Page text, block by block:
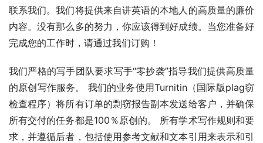
联系我们。我们将提供来自讲英语的本地人的高质量的廉价
内容。没有那么多的努力，你应该得到好成绩。当您准备好
完成您的工作时，请通过我们订购！
我们严格的写手团队要求写手“零抄袭”指导我们提供高质量
的原创写作服务。 我们的业务使用Turnitin（国际版plag窃
检查程序）将所有订单的剽窃报告副本发送给客户，并确保
所有交付的任务都是100％原创的。 所有学术写作规则和要
求，并遵循后者，包括使用参考文献和文本引用来表示和引